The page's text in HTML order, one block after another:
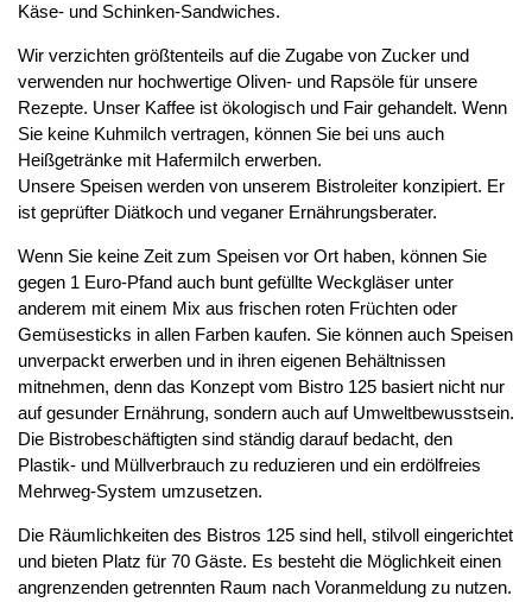
Käse- und Schinken-Sandwiches.
Wir verzichten größtenteils auf die Zugabe von Zucker und
verwenden nur hochwertige Oliven- und Rapsöle für unsere
Rezepte. Unser Kaffee ist ökologisch und Fair gehandelt. Wenn
Sie keine Kuhmilch vertragen, können Sie bei uns auch
Heißgetränke mit Hafermilch erwerben.
Unsere Speisen werden von unserem Bistroleiter konzipiert. Er
ist geprüfter Diätkoch und veganer Ernährungsberater.
Wenn Sie keine Zeit zum Speisen vor Ort haben, können Sie
gegen 1 Euro-Pfand auch bunt gefüllte Weckgläser unter
anderem mit einem Mix aus frischen roten Früchten oder
Gemüsesticks in allen Farben kaufen. Sie können auch Speisen
unverpackt erwerben und in ihren eigenen Behältnissen
mitnehmen, denn das Konzept vom Bistro 125 basiert nicht nur
auf gesunder Ernährung, sondern auch auf Umweltbewusstsein.
Die Bistrobeschäftigten sind ständig darauf bedacht, den
Plastik- und Müllverbrauch zu reduzieren und ein erdölfreies
Mehrweg-System umzusetzen.
Die Räumlichkeiten des Bistros 125 sind hell, stilvoll eingerichtet
und bieten Platz für 70 Gäste. Es besteht die Möglichkeit einen
angrenzenden getrennten Raum nach Voranmeldung zu nutzen.